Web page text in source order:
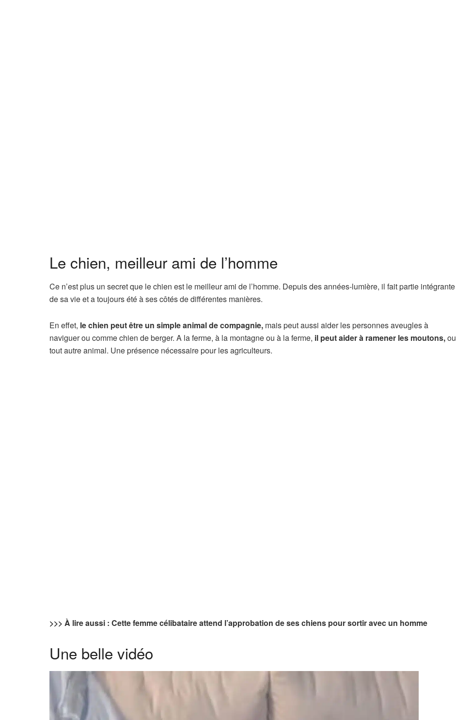
Le chien, meilleur ami de l’homme
Ce n’est plus un secret que le chien est le meilleur ami de l’homme. Depuis des années-lumière, il fait partie intégrante
de sa vie et a toujours été à ses côtés de différentes manières.
En effet, le chien peut être un simple animal de compagnie, mais peut aussi aider les personnes aveugles à
naviguer ou comme chien de berger. A la ferme, à la montagne ou à la ferme, il peut aider à ramener les moutons,ou
tout autre animal. Une présence nécessaire pour les agriculteurs.
>>> À lire aussi : Cette femme célibataire attend l’approbation de ses chiens pour sortir avec un homme
Une belle vidéo